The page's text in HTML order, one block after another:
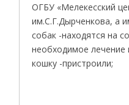
ОГБУ «Мелекесский
им.С.Г.Дырченкова, а
собак -находятся на
необходимое лечение
кошку -пристроили;